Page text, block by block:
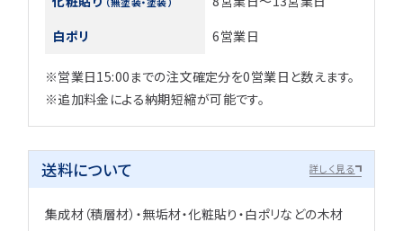
白ポリ
6営業日
※営業日15:00までの注文確定分を0営業日と数えます。
※追加料金による納期短縮が可能です。
送料について 詳しく見る
集成材（積層材）・無垢材・化粧貼り・白ポリなどの木材